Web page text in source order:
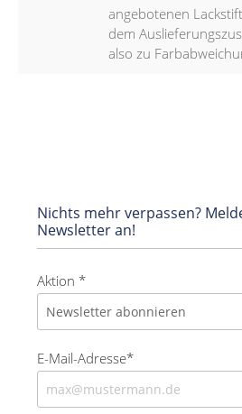
angebotenen
dem
also zu
Nichts mehr verpassen?
Newsletter an!
Aktion *
E-Mail-Adresse*